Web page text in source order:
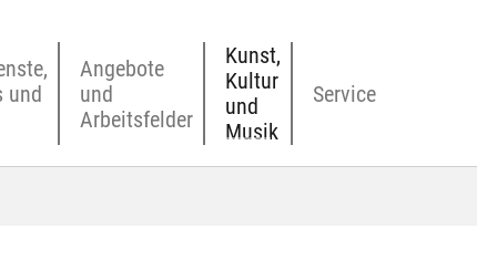
und
Angebote
und
Arbeitsfelder
Kunst,
Kultur
und
Musik
Service